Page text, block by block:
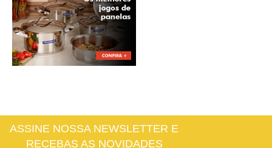
ASSINE NOSSA NEWSLETTER E
RECEBAS AS NOVIDADES